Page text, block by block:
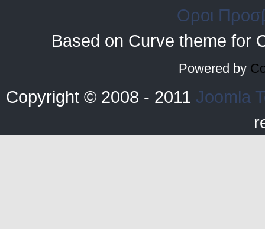
Οροι
Based on Curve theme for
Powered by
Copyright © 2008 - 2011 Joomla